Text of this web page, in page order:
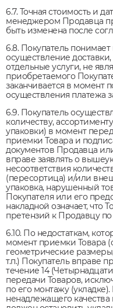
6.7. Точная стоимость и
менеджером Продавца
быть изменена после
6.8. Покупатель понимает
осуществление
отдельные услуги, не
приобретаемого
заканчивается в момент
осуществления платежа
6.9. Покупатель
количеству,
упаковки) в момент
приемки Товара и
документов Продавца
вправе заявлять о
несоответствия
(пересортица) и/или
упаковка, нарушенный
Покупателя или его
накладной означает, что
претензий к Продавцу
6.10. По недостаткам,
момент приемки Товара
геометрические
т.п.) Покупатель вправе
течение 14
передачи Товаров,
по его монтажу
ненадлежащего качества